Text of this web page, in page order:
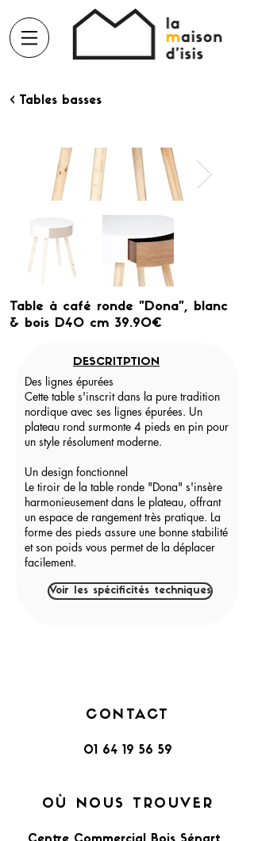
< Tables basses
Table à café ronde "Dona", blanc
& bois D40 cm 39.90€
DESCRITPTION
Des lignes épurées
Cette table s'inscrit dans la pure tradition
nordique avec ses lignes épurées. Un
plateau rond surmonte 4 pieds en pin pour
un style résolument moderne.
Un design fonctionnel
Le tiroir de la table ronde "Dona" s'insère
harmonieusement dans le plateau, offrant
un espace de rangement très pratique. La
forme des pieds assure une bonne stabilité
et son poids vous permet de la déplacer
facilement.
Voir les spécificités techniques
CONTACT
01 64 19 56 59
OÙ NOUS TROUVER